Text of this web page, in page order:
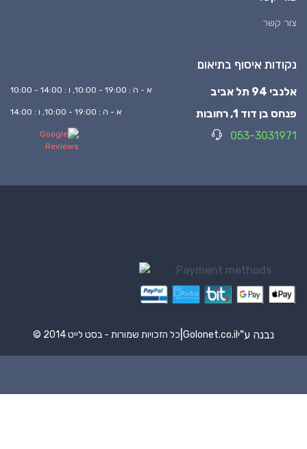
צור קשר
נקודות איסוף בתיאום
אלנבי 94 תל אביב א - ה : 19:00 - 10:00, ו : 14:00 - 10:00
פנחס בן דוד 1, רחובות א - ה : 19:00 - 10:00, ו : 14:00
053-3031971
© 2014 כל הזכויות שמורות - בסט לייט Golonet.co.il נבנה ע"י